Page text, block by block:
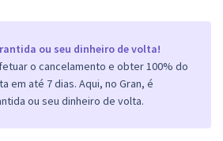
ou seu dinheiro de volta!
o cancelamento e obter 100% do
em até 7 dias. Aqui, no Gran, é
ou seu dinheiro de volta.